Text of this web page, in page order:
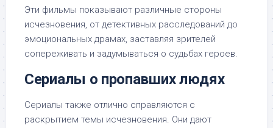
Эти фильмы показывают различные стороны
исчезновения, от детективных расследований до
эмоциональных драмах, заставляя зрителей
сопереживать и задумываться о судьбах героев.
Сериалы о пропавших людях
Сериалы также отлично справляются с
раскрытием темы исчезновения. Они дают